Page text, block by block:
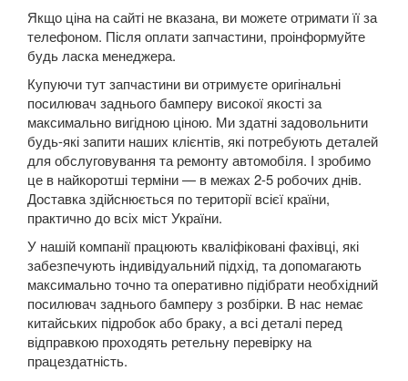
5 Series E61
M5 E60/E61
5 Series F07 GT
5 Series F10
M5 F10
5 Series F11
5 Series G30/G31
5 Series G60/G61/G68
5 Series G60/G61 mHEV
5 Series i5 (G60E/G61E/G68E)
Якщо ціна на сайті не вказана, ви можете отримати її за
телефоном. Після оплати запчастини, проінформуйте
будь ласка менеджера.
Купуючи тут запчастини ви отримуєте оригінальні
посилювач заднього бамперу високої якості за
максимально вигідною ціною. Ми здатні задовольнити
будь-які запити наших клієнтів, які потребують деталей
для обслуговування та ремонту автомобіля. І зробимо
це в найкоротші терміни — в межах 2-5 робочих днів.
Доставка здійснюється по території всієї країни,
практично до всіх міст України.
У нашій компанії працюють кваліфіковані фахівці, які
забезпечують індивідуальний підхід, та допомагають
максимально точно та оперативно підібрати необхідний
посилювач заднього бамперу з розбірки. В нас немає
китайських підробок або браку, а всі деталі перед
відправкою проходять ретельну перевірку на
працездатність.